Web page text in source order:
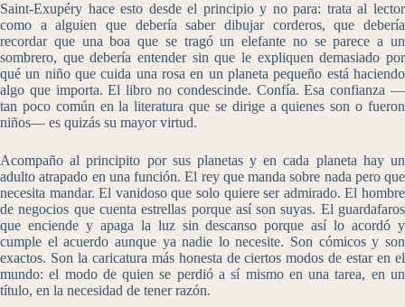
Saint-Exupéry hace esto desde el principio y no para: trata al lector
como a alguien que debería saber dibujar corderos, que debería
recordar que una boa que se tragó un elefante no se parece a un
sombrero, que debería entender sin que le expliquen demasiado por
qué un niño que cuida una rosa en un planeta pequeño está haciendo
algo que importa. El libro no condescinde. Confía. Esa confianza —
tan poco común en la literatura que se dirige a quienes son o fueron
niños— es quizás su mayor virtud.
Acompaño al principito por sus planetas y en cada planeta hay un
adulto atrapado en una función. El rey que manda sobre nada pero que
necesita mandar. El vanidoso que solo quiere ser admirado. El hombre
de negocios que cuenta estrellas porque así son suyas. El guardafaros
que enciende y apaga la luz sin descanso porque así lo acordó y
cumple el acuerdo aunque ya nadie lo necesite. Son cómicos y son
exactos. Son la caricatura más honesta de ciertos modos de estar en el
mundo: el modo de quien se perdió a sí mismo en una tarea, en un
título, en la necesidad de tener razón.